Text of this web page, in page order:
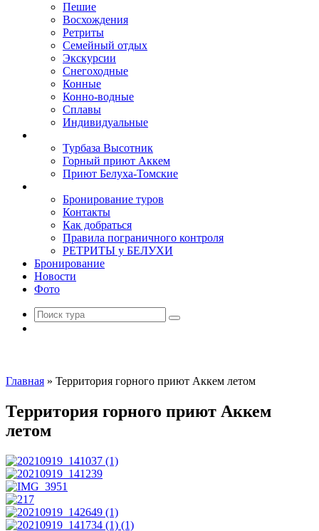
Пешие
Восхождения
Ретриты
Семейный отдых
Экскурсии
Снегоходные
Конные
Конно-водные
Сплавы
Индивидуальные
Турбаза Высотник
Горный приют Аккем
Приют Белуха-Томские
Бронирование туров
Контакты
Как добраться
Правила пограничного контроля
РЕТРИТЫ у БЕЛУХИ
Бронирование
Новости
Фото
Главная » Территория горного приют Аккем летом
Территория горного приют Аккем
летом